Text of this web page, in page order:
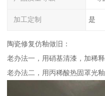
加工定制 是
陶瓷修复仿釉做旧：
老办法一，用硝基清漆，加稀释
老办法二，用丙稀酸热固罩光